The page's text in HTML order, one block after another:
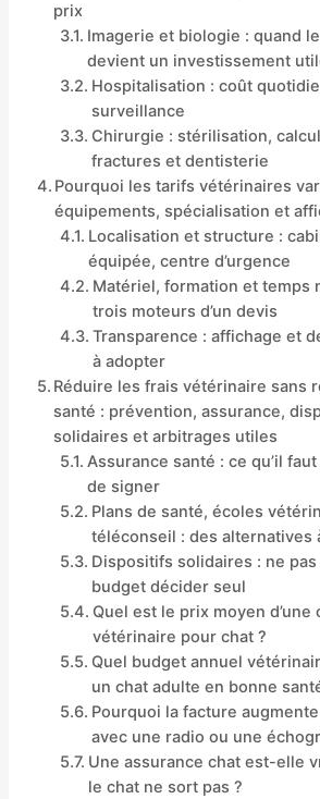
prix
Imagerie et biologie : quand
devient un investissement
Hospitalisation : coût
surveillance
Chirurgie : stérilisation,
fractures et dentisterie
Pourquoi les tarifs vétérinaires
équipements, spécialisation et
Localisation et structure :
équipée, centre d’urgence
Matériel, formation et temps
trois moteurs d’un devis
Transparence : affichage et
à adopter
Réduire les frais vétérinaire sans
santé : prévention, assurance,
solidaires et arbitrages utiles
Assurance santé : ce qu’il
de signer
Plans de santé, écoles
téléconseil : des alternatives
Dispositifs solidaires : ne
budget décider seul
Quel est le prix moyen d’une
vétérinaire pour chat ?
Quel budget annuel
un chat adulte en bonne
Pourquoi la facture
avec une radio ou une
Une assurance chat est-elle
le chat ne sort pas ?